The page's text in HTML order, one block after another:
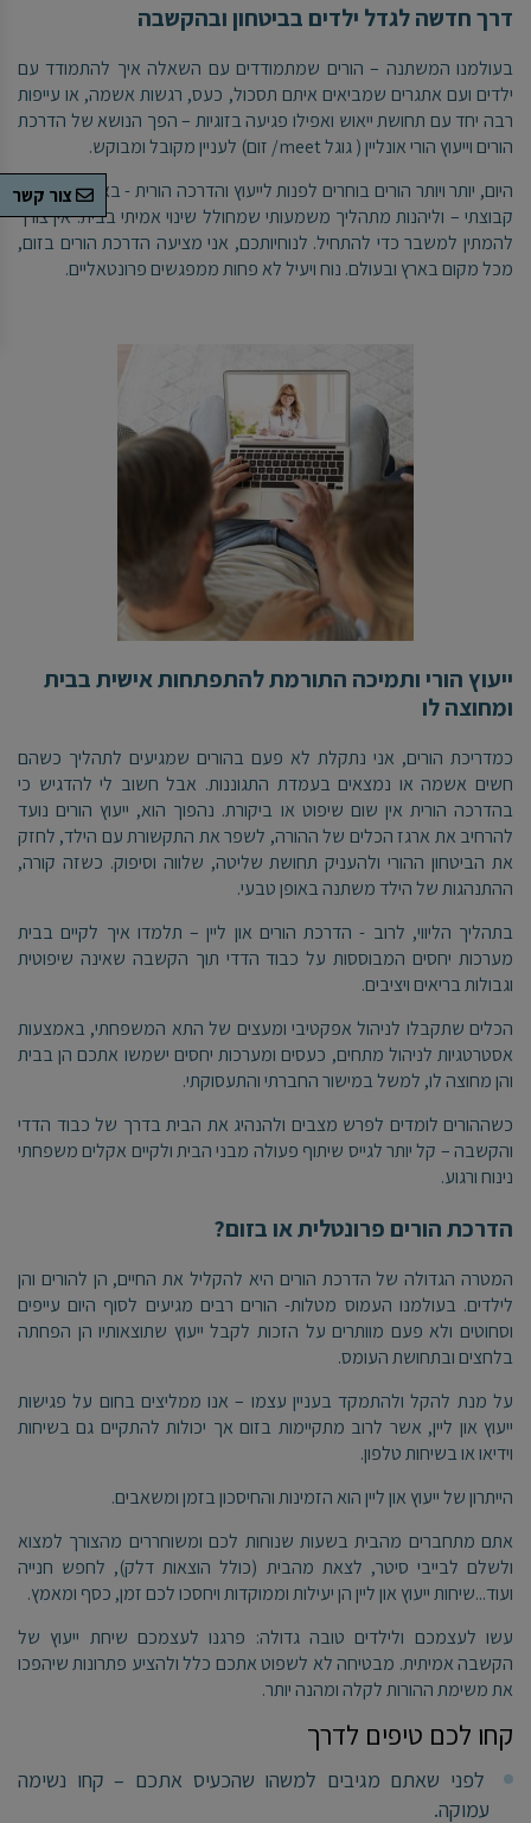
דרך חדשה לגדל ילדים בביטחון ובהקשבה
בעולמנו המשתנה – הורים שמתמודדים עם השאלה איך להתמודד עם
ילדים ועם אתגרים שמביאים איתם תסכול, כעס, רגשות אשמה, או עייפות
רבה יחד עם תחושת ייאוש ואפילו פגיעה בזוגיות – הפך הנושא של הדרכת
הורים וייעוץ הורי אונליין ( גוגל meet/ זום) לעניין מקובל ומבוקש.
היום, יותר ויותר הורים בוחרים לפנות לייעוץ והדרכה הורית - באופן פרטני או
קבוצתי – וליהנות מתהליך משמעותי שמחולל שינוי אמיתי בבית. אין צורך
להמתין למשבר כדי להתחיל. לנוחיותכם, אני מציעה הדרכת הורים בזום,
מכל מקום בארץ ובעולם. נוח ויעיל לא פחות ממפגשים פרונטאליים.
ייעוץ הורי ותמיכה התורמת להתפתחות אישית בבית
ומחוצה לו
כמדריכת הורים, אני נתקלת לא פעם בהורים שמגיעים לתהליך כשהם
חשים אשמה או נמצאים בעמדת התגוננות. אבל חשוב לי להדגיש כי
בהדרכה הורית אין שום שיפוט או ביקורת. נהפוך הוא, ייעוץ הורים נועד
להרחיב את ארגז הכלים של ההורה, לשפר את התקשורת עם הילד, לחזק
את הביטחון ההורי ולהעניק תחושת שליטה, שלווה וסיפוק. כשזה קורה,
ההתנהגות של הילד משתנה באופן טבעי.
בתהליך הליווי, לרוב - הדרכת הורים און ליין – תלמדו איך לקיים בבית
מערכות יחסים המבוססות על כבוד הדדי תוך הקשבה שאינה שיפוטית
וגבולות בריאים ויציבים.
הכלים שתקבלו לניהול אפקטיבי ומעצים של התא המשפחתי, באמצעות
אסטרטגיות לניהול מתחים, כעסים ומערכות יחסים ישמשו אתכם הן בבית
והן מחוצה לו, למשל במישור החברתי והתעסוקתי.
כשההורים לומדים לפרש מצבים ולהנהיג את הבית בדרך של כבוד הדדי
והקשבה – קל יותר לגייס שיתוף פעולה מבני הבית ולקיים אקלים משפחתי
נינוח ורגוע.
הדרכת הורים פרונטלית או בזום?
המטרה הגדולה של הדרכת הורים היא להקליל את החיים, הן להורים והן
לילדים. בעולמנו העמוס מטלות- הורים רבים מגיעים לסוף היום עייפים
וסחוטים ולא פעם מוותרים על הזכות לקבל ייעוץ שתוצאותיו הן הפחתה
בלחצים ובתחושת העומס.
על מנת להקל ולהתמקד בעניין עצמו – אנו ממליצים בחום על פגישות
ייעוץ און ליין, אשר לרוב מתקיימות בזום אך יכולות להתקיים גם בשיחות
וידיאו או בשיחות טלפון.
הייתרון של ייעוץ און ליין הוא הזמינות והחיסכון בזמן ומשאבים.
אתם מתחברים מהבית בשעות שנוחות לכם ומשוחררים מהצורך למצוא
ולשלם לבייבי סיטר, לצאת מהבית (כולל הוצאות דלק), לחפש חנייה
ועוד...שיחות ייעוץ און ליין הן יעילות וממוקדות ויחסכו לכם זמן, כסף ומאמץ.
עשו לעצמכם ולילדים טובה גדולה: פרגנו לעצמכם שיחת ייעוץ של
הקשבה אמיתית. מבטיחה לא לשפוט אתכם כלל ולהציע פתרונות שיהפכו
את משימת ההורות לקלה ומהנה יותר.
קחו לכם טיפים לדרך
לפני שאתם מגיבים למשהו שהכעיס אתכם – קחו נשימה
עמוקה.
צור קשר